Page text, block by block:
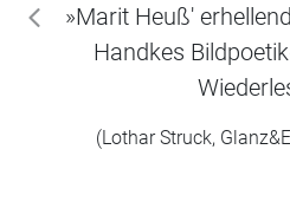
»Marit Heuß'
Handkes
(Lothar Struck,
zurück